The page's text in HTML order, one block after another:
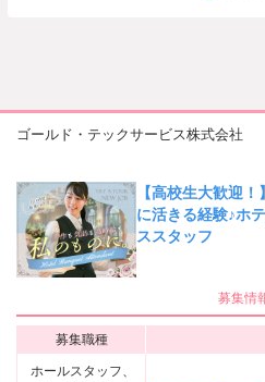
ゴールド・テックサービス株式会社
【高校生大歓迎
に活きる経験♪ホ
ススタッフ
募集情
募集職種
ホールスタッフ、